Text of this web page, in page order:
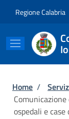
Regione Calabria
Home /
ospedali e case